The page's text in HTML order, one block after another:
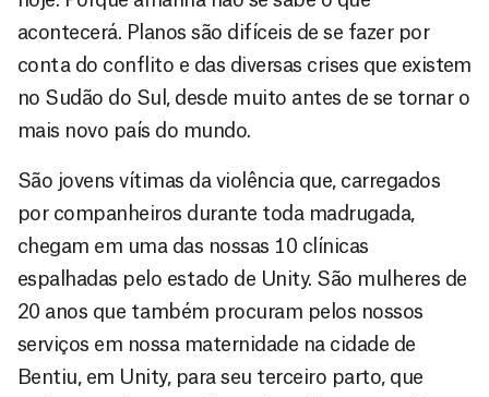
acontecerá. Planos são difíceis de se fazer por
conta do conflito e das diversas crises que existem
no Sudão do Sul, desde muito antes de se tornar o
mais novo país do mundo.
São jovens vítimas da violência que, carregados
por companheiros durante toda madrugada,
chegam em uma das nossas 10 clínicas
espalhadas pelo estado de Unity. São mulheres de
20 anos que também procuram pelos nossos
serviços em nossa maternidade na cidade de
Bentiu, em Unity, para seu terceiro parto, que